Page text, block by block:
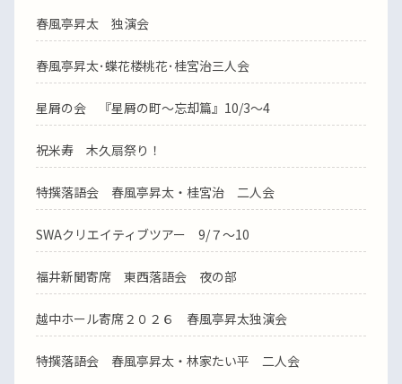
春風亭昇太 独演会
春風亭昇太･蝶花楼桃花･桂宮治三人会
星屑の会 『星屑の町～忘却篇』10/3～4
祝米寿 木久扇祭り！
特撰落語会 春風亭昇太・桂宮治 二人会
SWAクリエイティブツアー 9/７～10
福井新聞寄席 東西落語会 夜の部
越中ホール寄席２０２６ 春風亭昇太独演会
特撰落語会 春風亭昇太・林家たい平 二人会